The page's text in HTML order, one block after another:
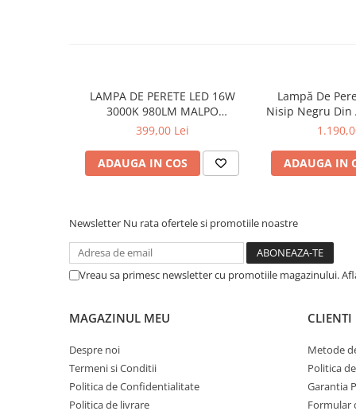
LAMPA DE PERETE LED 16W
3000K 980LM MALPO
METAL+SILICON IP20 D4*H160
399,00 Lei
ADAUGA IN COS
Lampă De
Nisip Negru
11w Dimmable
ADAUGA IN
Newsletter Nu rata ofertele si promotiile noastre
Vreau sa primesc newsletter cu promotiile magazinului.
MAGAZINUL MEU
Despre noi
Termeni si Conditii
Politica de Confidentialitate
Politica de livrare
CLIENTI
Metode
Politica
Garantia
Formular